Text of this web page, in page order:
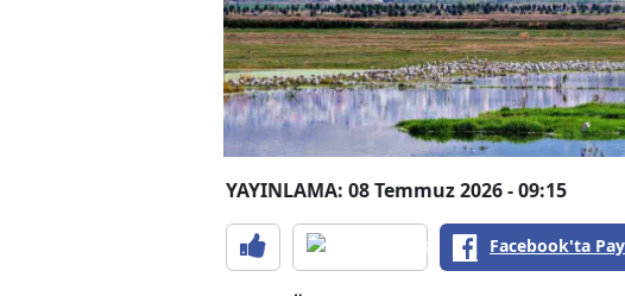
YAYINLAMA: 08 Temmuz 2026 - 09:15
Facebook'ta